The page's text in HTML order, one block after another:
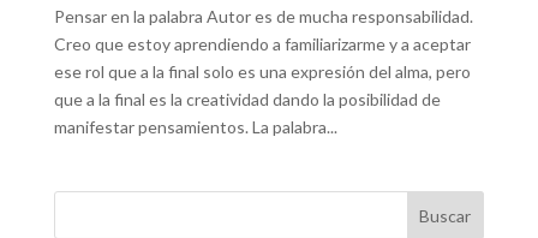
Pensar en la palabra Autor es de mucha responsabilidad.
Creo que estoy aprendiendo a familiarizarme y a aceptar
ese rol que a la final solo es una expresión del alma, pero
que a la final es la creatividad dando la posibilidad de
manifestar pensamientos. La palabra...
Buscar